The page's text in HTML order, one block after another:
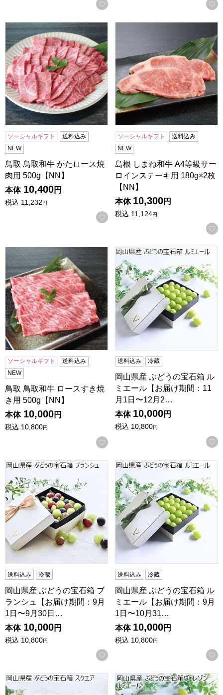
お気に入りに登録する
鳥取 鳥取和牛 かたロース焼肉用 500g【NN】
ソーシャルギフト
送料込み
NEW
鳥取 鳥取和牛 かたロース焼
肉用 500g【NN】
本体 10,400円
税込 11,232円
お気に入りに登録する
ソーシャルギフト
送料込み
NEW
島根 しまね和牛 A4等級サー
ロインステーキ用 180g×2枚
【NN】
本体 10,300円
税込 11,124円
鳥取 鳥取和牛 ロースすき焼き用 500g【NN】
ソーシャルギフト
送料込み
NEW
鳥取 鳥取和牛 ロースすき焼
き用 500g【NN】
本体 10,000円
税込 10,800円
お気に入りに登録する
岡山県産 ぶどうの宝石箱 ル
送料込み 冷蔵
岡山県産 ぶどうの宝石箱 ル
ミエール【お届け期間：11
月1日〜12月2…
本体 10,000円
税込 10,800円
岡山県産 ぶどうの宝石箱 ブランシュ【お届け期間：9月1日
送料込み 冷蔵
岡山県産 ぶどうの宝石箱 ブ
ランシュ【お届け期間：9月
1日〜9月30日…
本体 10,000円
税込 10,800円
お気に入りに登録する
岡山県産 ぶどうの宝石箱 ル
送料込み 冷蔵
岡山県産 ぶどうの宝石箱 ル
ミエール【お届け期間：9月
1日〜10月31…
本体 10,000円
税込 10,800円
岡山県産 ぶどうの宝石箱 スクエア【お届け期間：9月1日〜
岡山県産 ぶどうの宝石箱ヴ